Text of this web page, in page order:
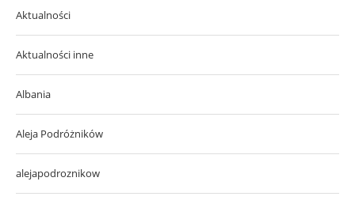
Aktualności
Aktualności inne
Albania
Aleja Podróżników
alejapodroznikow